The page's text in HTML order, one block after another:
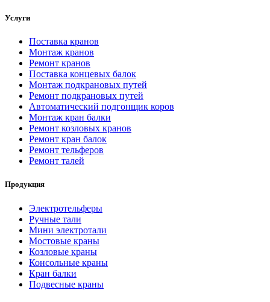
Услуги
Поставка кранов
Монтаж кранов
Ремонт кранов
Поставка концевых балок
Монтаж подкрановых путей
Ремонт подкрановых путей
Автоматический подгонщик коров
Монтаж кран балки
Ремонт козловых кранов
Ремонт кран балок
Ремонт тельферов
Ремонт талей
Продукция
Электротельферы
Ручные тали
Мини электротали
Мостовые краны
Козловые краны
Консольные краны
Кран балки
Подвесные краны